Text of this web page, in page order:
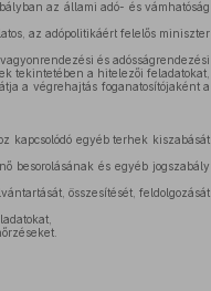
az állami adó- és vámhatóság
az adópolitikáért felelős miniszter
és adósságrendezési
tekintetében a hitelezői feladatokat,
a végrehajtás foganatosítójaként a
kapcsolódó egyéb terhek kiszabását
besorolásának és egyéb jogszabály
összesítését, feldolgozását